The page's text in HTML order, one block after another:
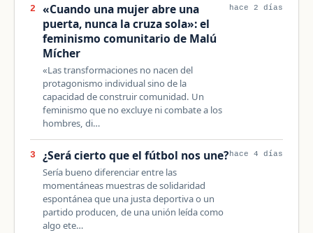
2
«Cuando una mujer abre una
puerta, nunca la cruza sola»: el
feminismo comunitario de Malú
Mícher
«Las transformaciones no nacen del
protagonismo individual sino de la
capacidad de construir comunidad. Un
feminismo que no excluye ni combate a los
hombres, di…
hace 2 días
3 ¿Será cierto que el fútbol nos une?
Sería bueno diferenciar entre las
momentáneas muestras de solidaridad
espontánea que una justa deportiva o un
partido producen, de una unión leída como
algo ete…
hace 4 días